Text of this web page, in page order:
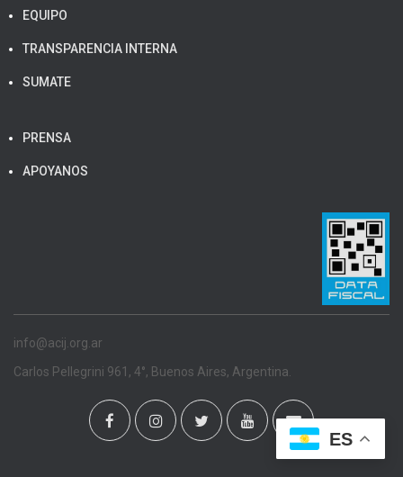
EQUIPO
TRANSPARENCIA INTERNA
SUMATE
PRENSA
APOYANOS
info@acij.org.ar
Carlos Pellegrini 961, 4°, Buenos Aires, Argentina.
ES